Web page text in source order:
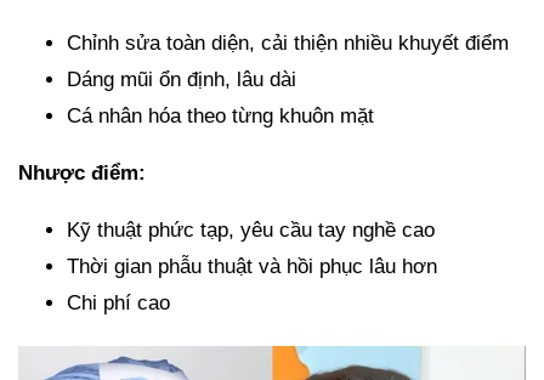
Chỉnh sửa toàn diện, cải thiện nhiều khuyết điểm
Dáng mũi ổn định, lâu dài
Cá nhân hóa theo từng khuôn mặt
Nhược điểm:
Kỹ thuật phức tạp, yêu cầu tay nghề cao
Thời gian phẫu thuật và hồi phục lâu hơn
Chi phí cao